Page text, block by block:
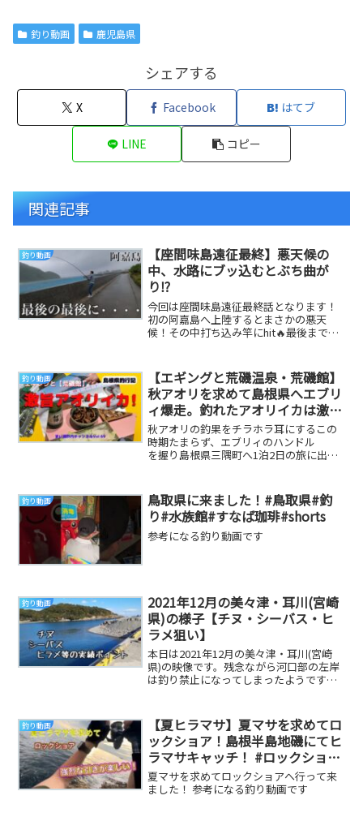
釣り動画 鹿児島県
シェアする
X Facebook はてブ
LINE コピー
関連記事
釣り動画
【座間味島遠征最終】悪天候の
中、水路にブッ込むとぶち曲が
り⁉︎
今回は座間味島遠征最終話となります！
初の阿嘉島へ上陸するとまさかの悪天
候！その中打ち込み竿にhit🔥最後までご
釣り動画
【エギングと荒磯温泉・荒磯館】
秋アオリを求めて島根県へエブリ
ィ爆走。釣れたアオリイカは激旨
な3品に仕上がった。
秋アオリの釣果をチラホラ耳にするこの
時期たまらず、エブリィのハンドル
を握り島根県三隅町へ1泊2日の旅に出ま
釣り動画
鳥取県に来ました！#鳥取県#釣
り#水族館#すなば珈琲#shorts
参考になる釣り動画です
釣り動画
2021年12月の美々津・耳川(宮崎
県)の様子【チヌ・シーバス・ヒ
ラメ狙い】
本日は2021年12月の美々津・耳川(宮崎
県)の映像です。残念ながら河口部の左岸
は釣り禁止になってしまったようです。
釣り動画
【夏ヒラマサ】夏マサを求めてロ
ックショア！島根半島地磯にてヒ
ラマサキャッチ！ #ロックショア
#ヒラマサ #島根半島
夏マサを求めてロックショアへ行って来
ました！ 参考になる釣り動画です